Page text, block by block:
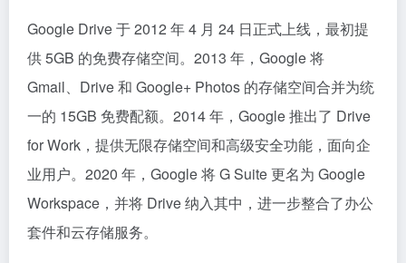
Google Drive 于 2012 年 4 月 24 日正式上线，最初提
供 5GB 的免费存储空间。2013 年，Google 将
Gmail、Drive 和 Google+ Photos 的存储空间合并为统
一的 15GB 免费配额。2014 年，Google 推出了 Drive
for Work，提供无限存储空间和高级安全功能，面向企
业用户。2020 年，Google 将 G Suite 更名为 Google
Workspace，并将 Drive 纳入其中，进一步整合了办公
套件和云存储服务。